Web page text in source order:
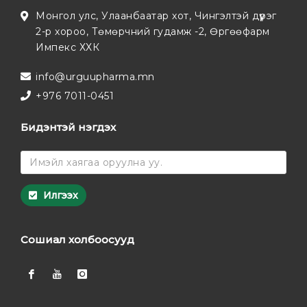
Монгол улс, Улаанбаатар хот, Чингэлтэй дүүрэг
2-р хороо, Төмөрчний гудамж -2, Өргөөфарм
Импекс ХХК
info@urguupharma.mn
+976 7011-0451
Бидэнтэй нэгдэх
Илгээх
Сошиал холбоосууд